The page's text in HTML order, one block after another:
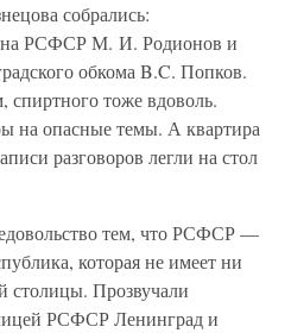
собрались:
РСФСР М. И. Родионов и
обкома B.C. Попков.
тоже вдоволь.
на опасные темы. А квартира
разговоров легли на стол
тем, что РСФСР —
которая не имеет ни
столицы. Прозвучали
РСФСР Ленинград и